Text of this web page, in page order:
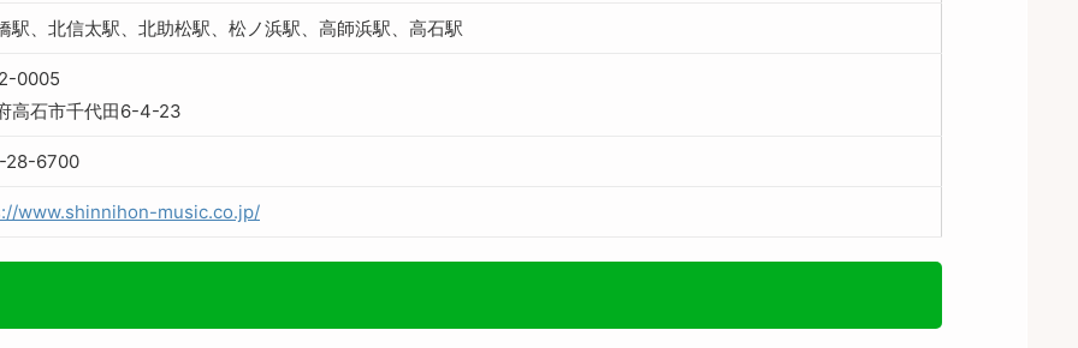
駅、北信太駅、北助松駅、松ノ浜駅、高師浜駅、高石駅
0005
高石市千代田6-4-23
28-6700
www.shinnihon-music.co.jp/